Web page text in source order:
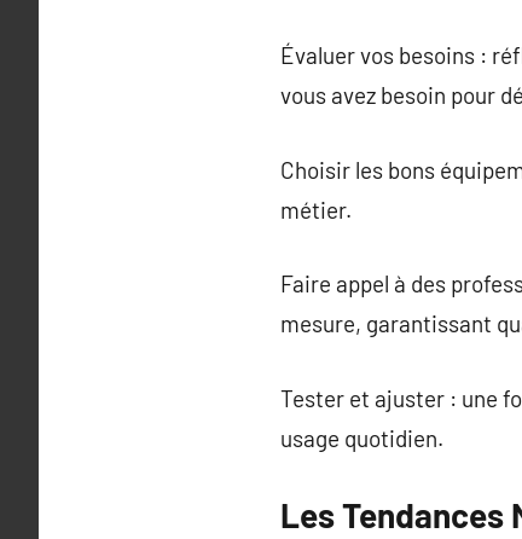
Évaluer vos besoins :
vous avez besoin pour
Choisir les bons
métier.
Faire appel à des
mesure, garantissant
Tester et ajuster : une
usage quotidien.
Les Tendances